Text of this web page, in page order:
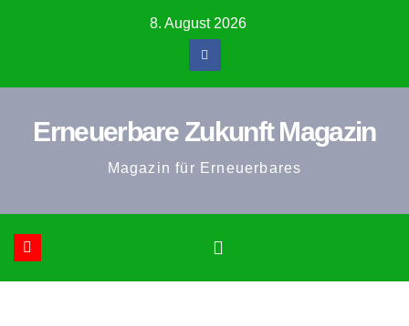
8. August 2026
Erneuerbare Zukunft Magazin
Magazin für Erneuerbares